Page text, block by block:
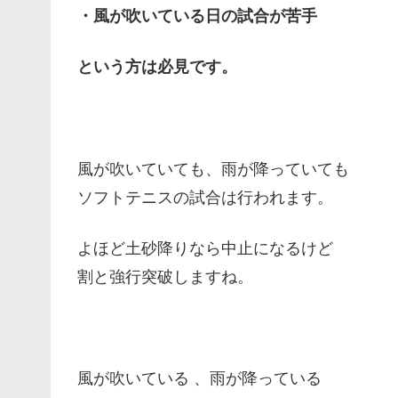
・ 風が吹いている日の試合が苦手
という方は必見です。
風が吹いていても、雨が降っていても
ソフトテニスの試合は行われます。
よほど土砂降りなら中止になるけど
割と強行突破しますね。
風が吹いている 、雨が降っている